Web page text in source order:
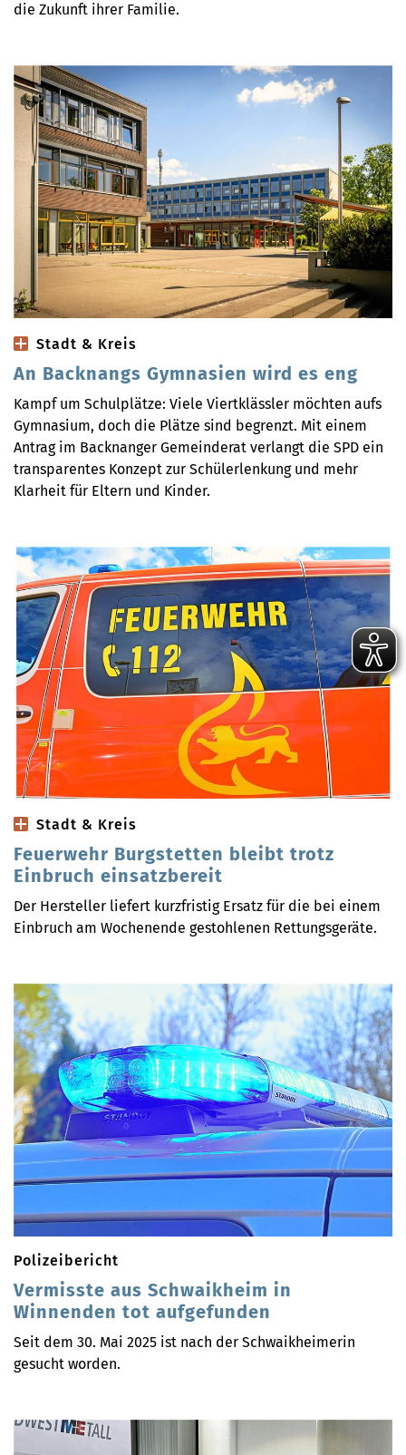
die Zukunft ihrer Familie.
Stadt & Kreis
An Backnangs Gymnasien wird es eng
Kampf um Schulplätze: Viele Viertklässler möchten aufs
Gymnasium, doch die Plätze sind begrenzt. Mit einem
Antrag im Backnanger Gemeinderat verlangt die SPD ein
transparentes Konzept zur Schülerlenkung und mehr
Klarheit für Eltern und Kinder.
Stadt & Kreis
Feuerwehr Burgstetten bleibt trotz
Einbruch einsatzbereit
Der Hersteller liefert kurzfristig Ersatz für die bei einem
Einbruch am Wochenende gestohlenen Rettungsgeräte.
Polizeibericht
Vermisste aus Schwaikheim in
Winnenden tot aufgefunden
Seit dem 30. Mai 2025 ist nach der Schwaikheimerin
gesucht worden.